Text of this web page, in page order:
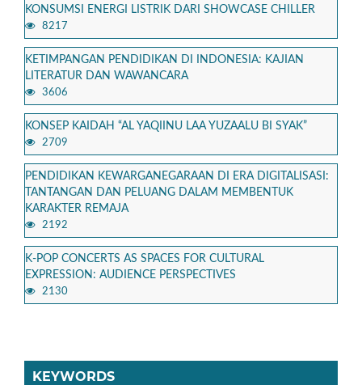
KONSUMSI ENERGI LISTRIK DARI SHOWCASE CHILLER
8217
KETIMPANGAN PENDIDIKAN DI INDONESIA: KAJIAN
LITERATUR DAN WAWANCARA
3606
KONSEP KAIDAH “AL YAQIINU LAA YUZAALU BI SYAK”
2709
PENDIDIKAN KEWARGANEGARAAN DI ERA DIGITALISASI:
TANTANGAN DAN PELUANG DALAM MEMBENTUK
KARAKTER REMAJA
2192
K-POP CONCERTS AS SPACES FOR CULTURAL
EXPRESSION: AUDIENCE PERSPECTIVES
2130
KEYWORDS